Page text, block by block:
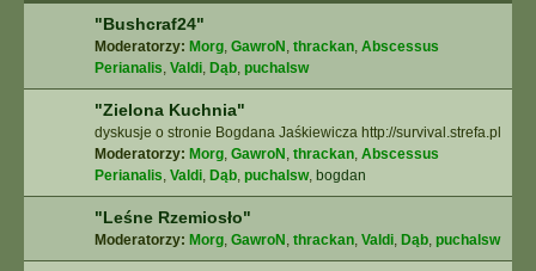
"Bushcraf24"
Moderatorzy: Morg, GawroN , thrackan, Abscessus
Perianalis, Valdi, Dąb, puchalsw
"Zielona Kuchnia"
dyskusje o stronie Bogdana Jaśkiewicza http://survival.strefa.pl
Moderatorzy: Morg, GawroN , thrackan, Abscessus
Perianalis, Valdi, Dąb, puchalsw, bogdan
"Leśne Rzemiosło"
Moderatorzy: Morg, GawroN , thrackan, Valdi, Dąb, puchalsw